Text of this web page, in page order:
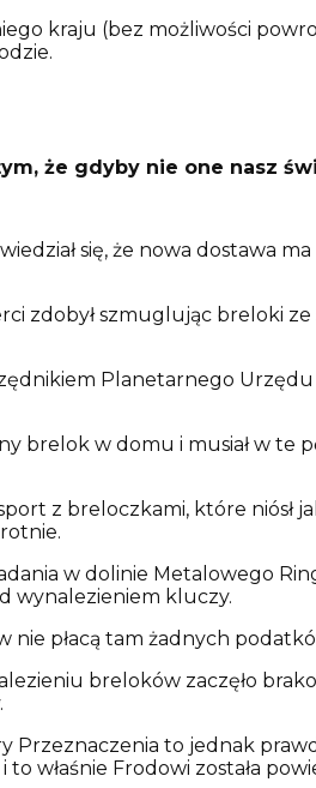
kraju (bez możliwości
że gdyby nie one nasz
się, że nowa dostawa
zdobył szmuglując breloki
Planetarnego Urzędu
brelok w domu i musiał w te
z breloczkami, które niósł
w dolinie Metalowego
wynalezieniem kluczy.
nie płacą tam żadnych
breloków zaczęło
Przeznaczenia to jednak
właśnie Frodowi została